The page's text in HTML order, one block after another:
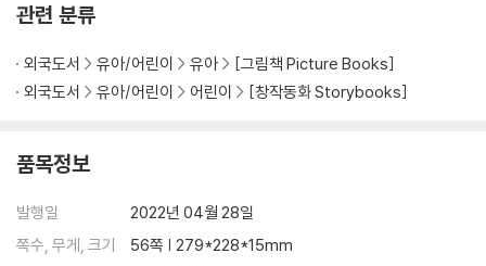
관련 분류
외국도서 유아/어린이 유아
[그림책 Picture Books]
외국도서
유아/어린이 어린이 [창작동화 Storybooks]
품목정보
발행일
2022년 04월 28일
쪽수, 무게, 크기
56쪽 | 279*228*15mm